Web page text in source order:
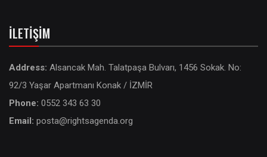
İLETIŞIM
Address: Alsancak Mah. Talatpaşa Bulvarı, 1456 Sokak. No:
92/3 Yaşar Apartmanı Konak / İZMİR
Phone: 0552 343 63 30
Email: posta@rightsagenda.org